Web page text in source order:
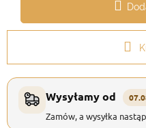
Wysyłamy od
Zamów, a wysyłka